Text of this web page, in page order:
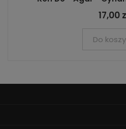
17,00
Do